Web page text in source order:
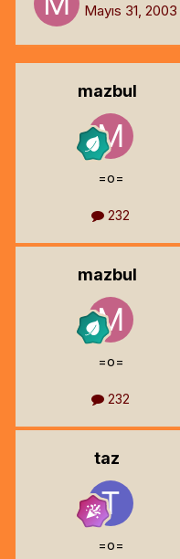
Mayıs 31, 2003
mazbul
=o=
232
mazbul
=o=
232
taz
=o=